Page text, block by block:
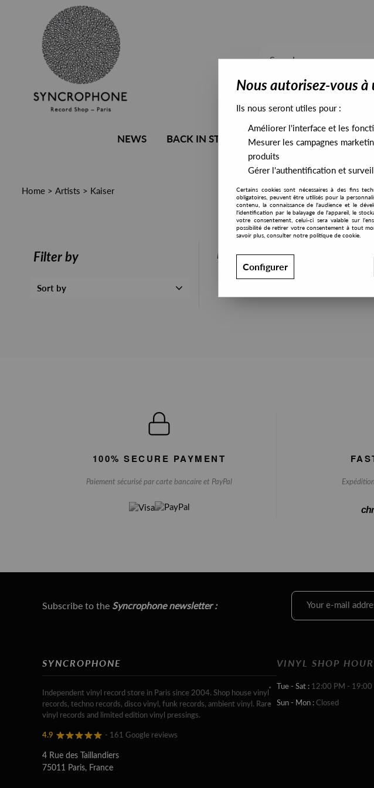
NEWS BACK IN STOCK ALL STOCK
Home > Artists > Kaiser
Filter by
Sort by
PRESALES EXCLUSIVES
100% SECURE PAYMENT
Paiement sécurisé par carte bancaire et PayPal
Subscribe to the Syncrophone newsletter :
SYNCROPHONE
Independent vinyl record store in Paris since 2004. Shop house vinyl
records, techno records, disco vinyl, funk records, ambient vinyl. Rare
vinyl records and limited edition vinyl pressings.
4.9 - 161 Google reviews
4 Rue des Taillandiers
75011 Paris, France
VINYL SHOP
Tue - Sat : 12:00 PM - 19:00
Sun - Mon : Closed
Nous autorisez-vous à
Ils nous seront utiles pour :
Améliorer l'interface et les
Mesurer les campagnes
produits
Gérer l'authentification et
Certains cookies sont nécessaires à des fins
obligatoires, peuvent être utilisés pour la
contenu, la connaissance de l'audience et le
l'identification par le balayage de l'appareil, le
votre consentement, celui-ci sera valable sur
possibilité de retirer votre consentement à tout
savoir plus, consulter notre politique de cookie.
Configurer